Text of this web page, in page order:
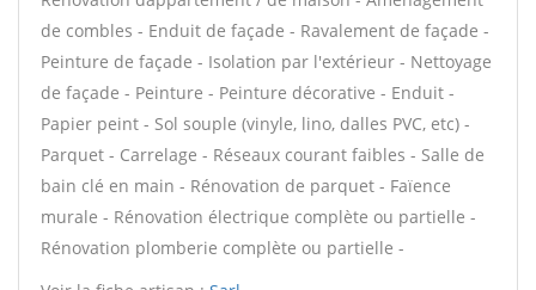
de combles - Enduit de façade - Ravalement de façade -
Peinture de façade - Isolation par l'extérieur - Nettoyage
de façade - Peinture - Peinture décorative - Enduit -
Papier peint - Sol souple (vinyle, lino, dalles PVC, etc) -
Parquet - Carrelage - Réseaux courant faibles - Salle de
bain clé en main - Rénovation de parquet - Faïence
murale - Rénovation électrique complète ou partielle -
Rénovation plomberie complète ou partielle -